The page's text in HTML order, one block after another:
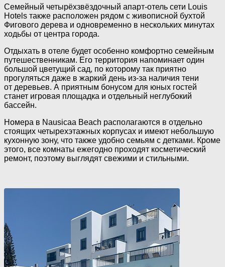
Семейный четырёхзвёздочный апарт-отель сети Louis
Hotels также расположен рядом с живописной бухтой
Фигового дерева и одновременно в нескольких минутах
ходьбы от центра города.
Отдыхать в отеле будет особенно комфортно семейным
путешественникам. Его территория напоминает один
большой цветущий сад, по которому так приятно
прогуляться даже в жаркий день из-за наличия тени
от деревьев. А приятным бонусом для юных гостей
станет игровая площадка и отдельный неглубокий
бассейн.
Номера в Nausicaa Beach располагаются в отдельно
стоящих четырехэтажных корпусах и имеют небольшую
кухонную зону, что также удобно семьям с детками. Кроме
этого, все комнаты ежегодно проходят косметический
ремонт, поэтому выглядят свежими и стильными.